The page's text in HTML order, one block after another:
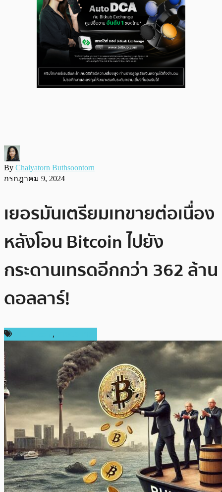
By Chaiyatorn Buthsoontorn
กรกฎาคม 9, 2024
เยอรมันเตรียมเทขายต่อเนื่อง
หลังโอน Bitcoin ไปยัง
กระดานเทรดอีกกว่า 362 ล้าน
ดอลลาร์!
,